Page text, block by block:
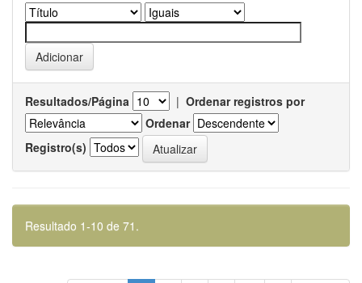
Resultados/Página | Ordenar registros por
Ordenar
Registro(s)
Resultado 1-10 de 71.